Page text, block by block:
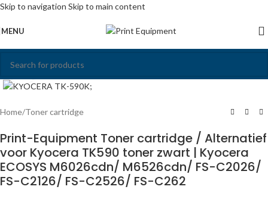
Skip to navigation Skip to main content
MENU
Click to enlarge
Home/Toner cartridge
Print-Equipment Toner cartridge / Alternatief
voor Kyocera TK590 toner zwart | Kyocera
ECOSYS M6026cdn/ M6526cdn/ FS-C2026/
FS-C2126/ FS-C2526/ FS-C262